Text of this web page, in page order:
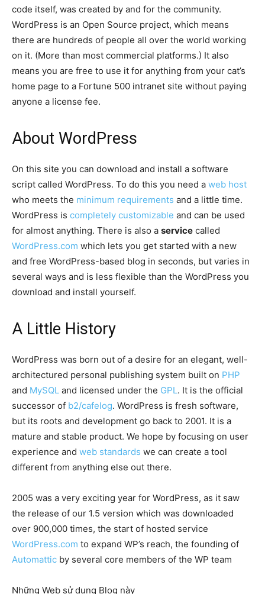
code itself, was created by and for the community.
WordPress is an Open Source project, which means
there are hundreds of people all over the world working
on it. (More than most commercial platforms.) It also
means you are free to use it for anything from your cat’s
home page to a Fortune 500 intranet site without paying
anyone a license fee.
About WordPress
On this site you can download and install a software
script called WordPress. To do this you need a web host
who meets the minimum requirements and a little time.
WordPress is completely customizable and can be used
for almost anything. There is also a service called
WordPress.com which lets you get started with a new
and free WordPress-based blog in seconds, but varies in
several ways and is less flexible than the WordPress you
download and install yourself.
A Little History
WordPress was born out of a desire for an elegant, well-
architectured personal publishing system built on PHP
and MySQL and licensed under the GPL. It is the official
successor of b2/cafelog. WordPress is fresh software,
but its roots and development go back to 2001. It is a
mature and stable product. We hope by focusing on user
experience and web standards we can create a tool
different from anything else out there.
2005 was a very exciting year for WordPress, as it saw
the release of our 1.5 version which was downloaded
over 900,000 times, the start of hosted service
WordPress.com to expand WP’s reach, the founding of
Automattic by several core members of the WP team
Những Web sử dụng Blog này